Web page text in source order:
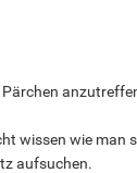
wissen wie man
aufsuchen.